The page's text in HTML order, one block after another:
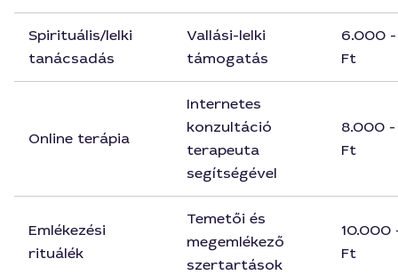
Spirituális/lelki
tanácsadás
Vallási-lelki
támogatás
6.000
Ft
Online terápia
Internetes
konzultáció
terapeuta
segítségével
8.000
Ft
Emlékezési
rituálék
Temetői és
megemlékező
szertartások
10.000
Ft